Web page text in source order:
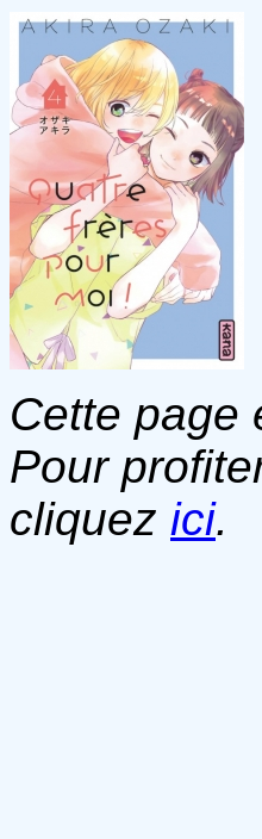
Cette page
Pour
cliquez ici.